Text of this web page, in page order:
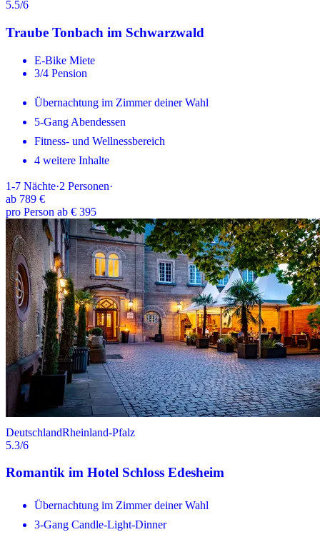
5.5/6
Traube Tonbach im Schwarzwald
E-Bike Miete
3/4 Pension
Übernachtung im Zimmer deiner Wahl
5-Gang Abendessen
Fitness- und Wellnessbereich
4 weitere Inhalte
1-7 Nächte·2 Personen·
ab 789 €
pro Person ab € 395
DeutschlandRheinland-Pfalz
5.3/6
Romantik im Hotel Schloss Edesheim
Übernachtung im Zimmer deiner Wahl
3-Gang Candle-Light-Dinner